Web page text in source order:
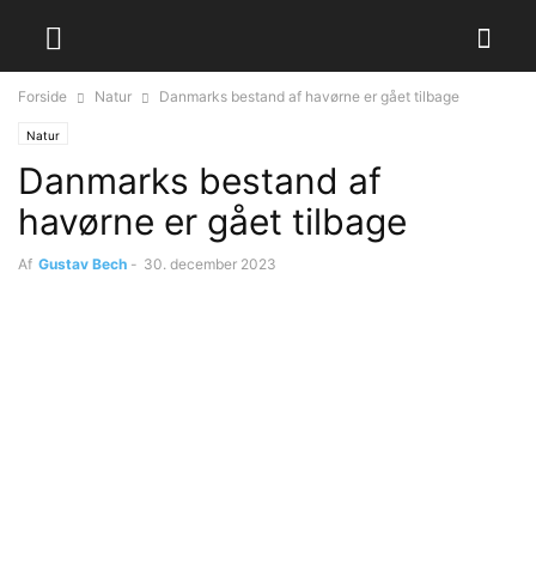
Forside Natur Danmarks bestand af havørne er gået tilbage
Natur
Danmarks bestand af
havørne er gået tilbage
Af Gustav Bech - 30. december 2023